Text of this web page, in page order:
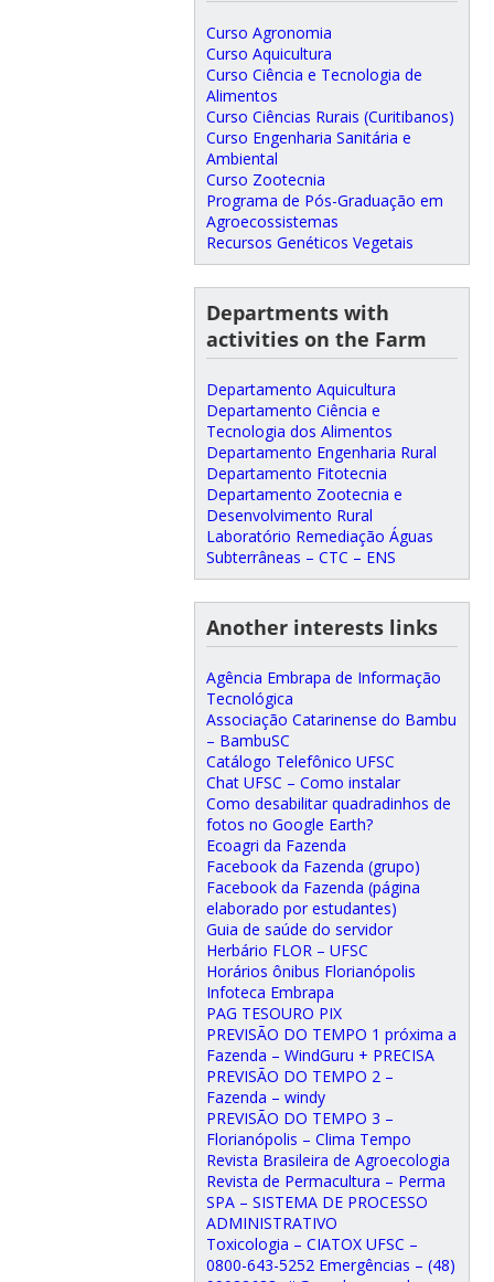
Curso Agronomia
Curso Aquicultura
Curso Ciência e Tecnologia de
Alimentos
Curso Ciências Rurais (Curitibanos)
Curso Engenharia Sanitária e
Ambiental
Curso Zootecnia
Programa de Pós-Graduação em
Agroecossistemas
Recursos Genéticos Vegetais
Departments with
activities on the Farm
Departamento Aquicultura
Departamento Ciência e
Tecnologia dos Alimentos
Departamento Engenharia Rural
Departamento Fitotecnia
Departamento Zootecnia e
Desenvolvimento Rural
Laboratório Remediação Águas
Subterrâneas – CTC – ENS
Another interests links
Agência Embrapa de Informação
Tecnológica
Associação Catarinense do Bambu
– BambuSC
Catálogo Telefônico UFSC
Chat UFSC – Como instalar
Como desabilitar quadradinhos de
fotos no Google Earth?
Ecoagri da Fazenda
Facebook da Fazenda (grupo)
Facebook da Fazenda (página
elaborado por estudantes)
Guia de saúde do servidor
Herbário FLOR – UFSC
Horários ônibus Florianópolis
Infoteca Embrapa
PAG TESOURO PIX
PREVISÃO DO TEMPO 1 próxima a
Fazenda – WindGuru + PRECISA
PREVISÃO DO TEMPO 2 –
Fazenda – windy
PREVISÃO DO TEMPO 3 –
Florianópolis – Clima Tempo
Revista Brasileira de Agroecologia
Revista de Permacultura – Perma
SPA – SISTEMA DE PROCESSO
ADMINISTRATIVO
Toxicologia – CIATOX UFSC –
0800-643-5252 Emergências – (48)